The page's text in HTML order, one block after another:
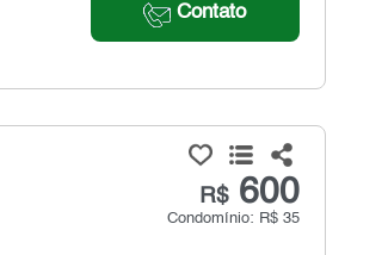
Contato
R$600
Condomínio: R$ 35